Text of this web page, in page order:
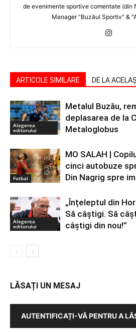
de evenimente sportive comentate (din
Manager "Buzăul Sportiv" &
ARTICOLE SIMILARE DE LA
Alegerea
editorului
Metalul Buzău,
deplasarea de la
Metaloglobus
Fotbal
MO SALAH |
cinci autobuze
Din Nagrig spre
Alegerea
editorului
„Înțeleptul din
Să câștigi. Să
câștigi din nou!”
LĂSAȚI UN MESAJ
AUTENTIFICAȚI-VĂ PENTRU A